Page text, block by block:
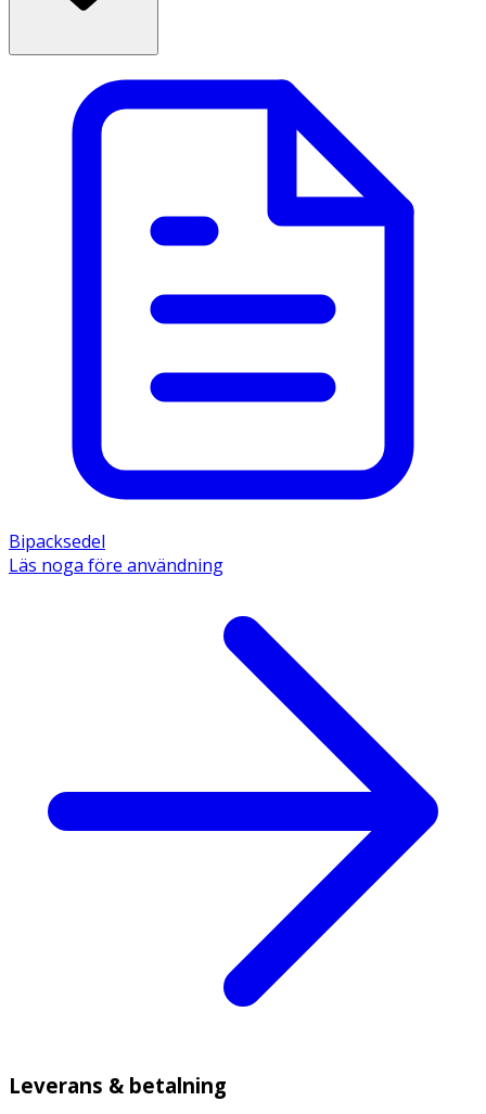
Bipacksedel
Läs noga före användning
Leverans & betalning